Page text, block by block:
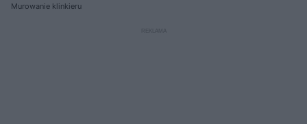
Murowanie klinkieru